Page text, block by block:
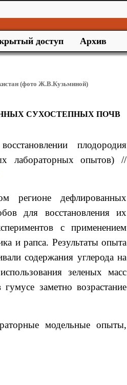
доступ Архив
(фото Ж.В.Кузьминой)
СУХОСТЕПНЫХ ПОЧВ
плодородия
лабораторных опытов)//
регионе дефлированных
для восстановления их
с применением
и рапса. Результаты опыта
содержания углерода на
зеленых масс
заметно возрастание
модельные опыты,